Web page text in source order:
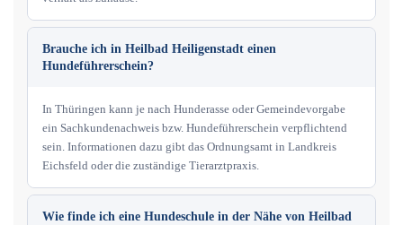
Brauche ich in Heilbad Heiligenstadt einen
Hundeführerschein?
In Thüringen kann je nach Hunderasse oder Gemeindevorgabe
ein Sachkundenachweis bzw. Hundeführerschein verpflichtend
sein. Informationen dazu gibt das Ordnungsamt in Landkreis
Eichsfeld oder die zuständige Tierarztpraxis.
Wie finde ich eine Hundeschule in der Nähe von Heilbad